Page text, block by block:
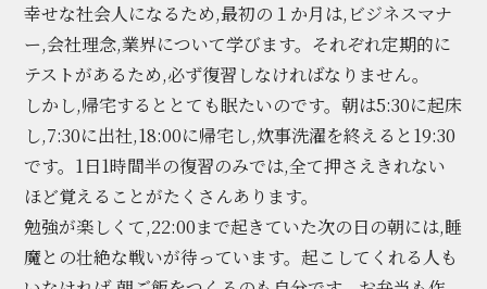
幸せな社会人になるため,最初の１か月は,ビジネスマナ
ー,会社理念,業界について学びます。それぞれ定期的に
テストがあるため,必ず復習しなければなりません。
しかし,帰宅するととても眠たいのです。朝は5:30に起床
し,7:30に出社,18:00に帰宅し,炊事洗濯を終えると19:30
です。1日1時間半の復習のみでは,全て押さえきれない
ほど覚えることがたくさんあります。
勉強が楽しくて,22:00まで起きていた次の日の朝には,睡
魔との壮絶な戦いが待っています。起こしてくれる人も